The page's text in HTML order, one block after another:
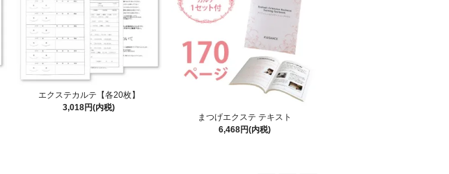
エクステカルテ【各20枚】
3,018円(内税)
まつげエクステ テキスト
6,468円(内税)